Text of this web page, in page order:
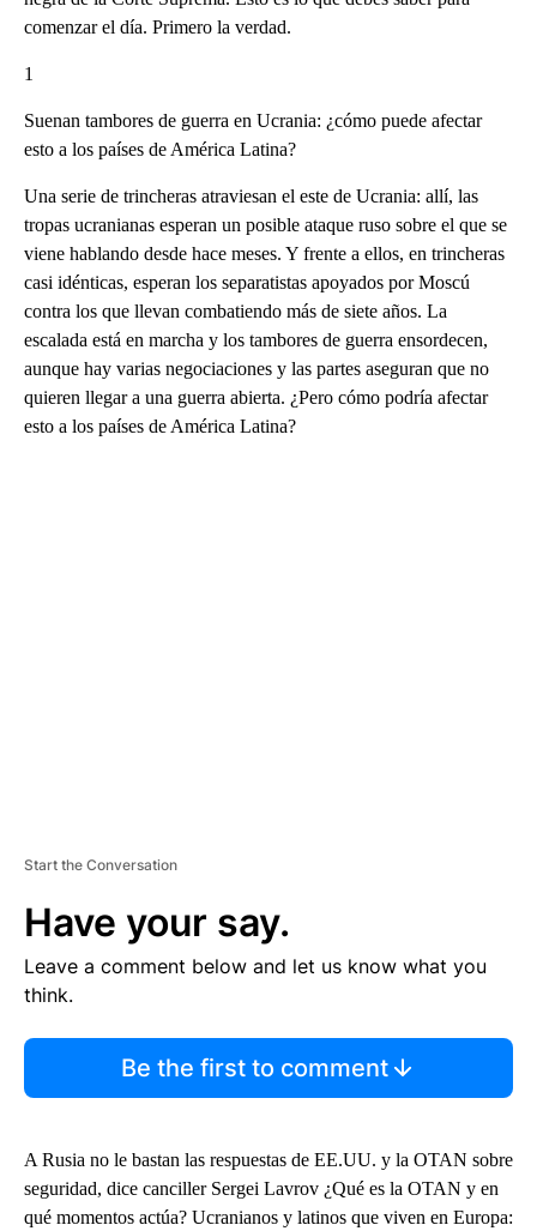
comenzar el día. Primero la verdad.
1
Suenan tambores de guerra en Ucrania: ¿cómo puede afectar
esto a los países de América Latina?
Una serie de trincheras atraviesan el este de Ucrania: allí, las
tropas ucranianas esperan un posible ataque ruso sobre el que se
viene hablando desde hace meses. Y frente a ellos, en trincheras
casi idénticas, esperan los separatistas apoyados por Moscú
contra los que llevan combatiendo más de siete años. La
escalada está en marcha y los tambores de guerra ensordecen,
aunque hay varias negociaciones y las partes aseguran que no
quieren llegar a una guerra abierta. ¿Pero cómo podría afectar
esto a los países de América Latina?
Start the Conversation
Have your say.
Leave a comment below and let us know what you
think.
Be the first to comment
A Rusia no le bastan las respuestas de EE.UU. y la OTAN sobre
seguridad, dice canciller Sergei Lavrov ¿Qué es la OTAN y en
qué momentos actúa? Ucranianos y latinos que viven en Europa: